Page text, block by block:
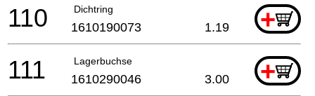
Dichtring +
110 1610190073 1.19
Lagerbuchse +
111 1610290046 3.00